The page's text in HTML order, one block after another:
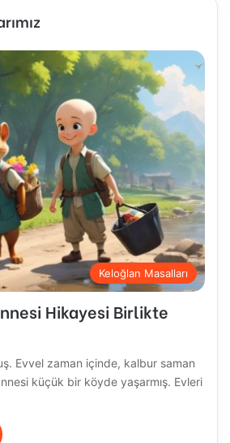
Keloğlan Masalları
Hikayesi Birlikte
Evvel zaman içinde, kalbur saman
küçük bir köyde yaşarmış. Evleri